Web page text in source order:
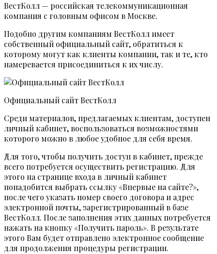
ВестКолл — российская телекоммуникационная
компания с головным офисом в Москве.
Подобно другим компаниям ВестКолл имеет
собственный официальный сайт, обратиться к
которому могут как клиенты компании, так и те, кто
намеревается присоединиться к их числу.
Официальный сайт ВестКолл
Среди материалов, предлагаемых клиентам, доступен
личный кабинет, воспользоваться возможностями
которого можно в любое удобное для себя время.
Для того, чтобы получить доступ в кабинет, прежде
всего потребуется осуществить регистрацию. Для
этого на странице входа в личный кабинет
понадобится выбрать ссылку «Впервые на сайте?»,
после чего указать номер своего договора и адрес
электронной почты, зарегистрированный в базе
ВестКолл. После заполнения этих данных потребуется
нажать на кнопку «Получить пароль». В результате
этого Вам будет отправлено электронное сообщение
для продолжения процедуры регистрации.